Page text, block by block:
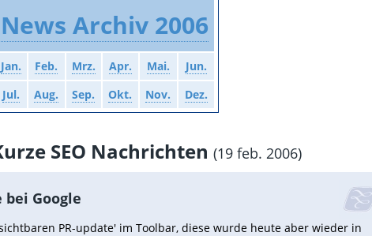
News Archiv 2006
Jan. Feb. Mrz. Apr. Mai.
Jun.
Jul.
Aug. Sep. Okt. Nov. Dez.
SEO Nachrichten (19 feb. 2006)
bei Google
PR-update' im Toolbar, diese wurde heute aber wieder in